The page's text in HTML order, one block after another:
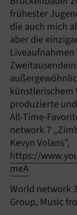
frühester
die auch mich
aber die
produzierte
All-Time-
network 7
Kevyn Volans”,
https://
meA
World network
Group, Music